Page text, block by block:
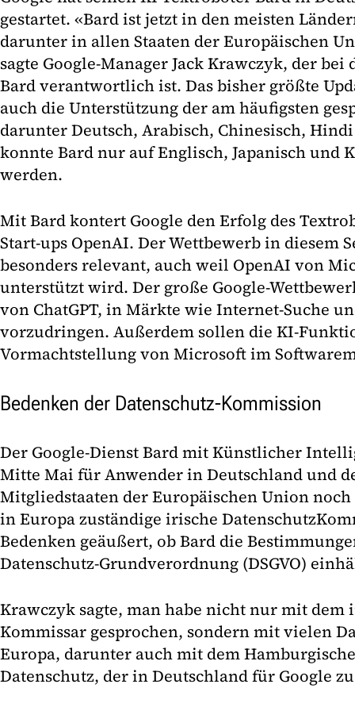
gestartet. «Bard ist jetzt in den meisten
darunter in allen Staaten der Europäischen
sagte Google-Manager Jack Krawczyk, der
Bard verantwortlich ist. Das bisher größte
auch die Unterstützung der am häufigsten
darunter Deutsch, Arabisch, Chinesisch,
konnte Bard nur auf Englisch, Japanisch und
werden.
Mit Bard kontert Google den Erfolg des
Start-ups OpenAI. Der Wettbewerb in diesem
besonders relevant, auch weil OpenAI von
unterstützt wird. Der große Google-
von ChatGPT, in Märkte wie Internet-Suche
vorzudringen. Außerdem sollen die KI-
Vormachtstellung von Microsoft im
Bedenken der Datenschutz-Kommission
Der Google-Dienst Bard mit Künstlicher
Mitte Mai für Anwender in Deutschland und
Mitgliedstaaten der Europäischen Union
in Europa zuständige irische
Bedenken geäußert, ob Bard die
Datenschutz-Grundverordnung (DSGVO)
Krawczyk sagte, man habe nicht nur mit dem
Kommissar gesprochen, sondern mit vielen
Europa, darunter auch mit dem
Datenschutz, der in Deutschland für Google